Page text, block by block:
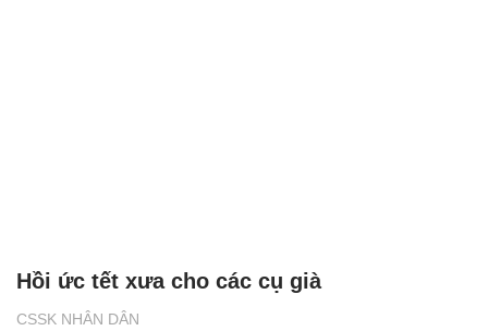
CSSK NHÂN DÂN
Hồi ức tết xưa cho các cụ già